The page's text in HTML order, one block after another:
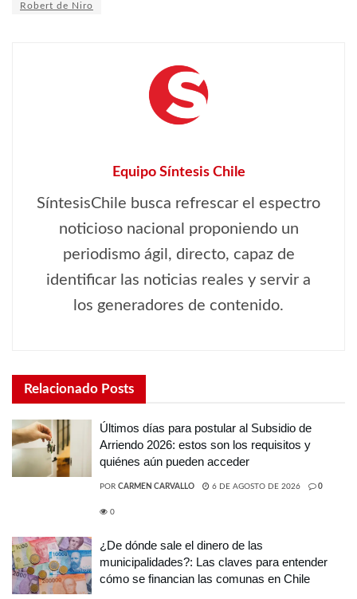
Robert de Niro
Equipo Síntesis Chile
SíntesisChile busca refrescar el espectro
noticioso nacional proponiendo un
periodismo ágil, directo, capaz de
identificar las noticias reales y servir a
los generadores de contenido.
Relacionado Posts
Últimos días para postular al Subsidio de
Arriendo 2026: estos son los requisitos y
quiénes aún pueden acceder
POR CARMEN CARVALLO 6 DE AGOSTO DE 2026 0
0
¿De dónde sale el dinero de las
municipalidades?: Las claves para entender
cómo se financian las comunas en Chile